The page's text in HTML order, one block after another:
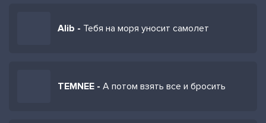
Alib - Тебя на моря уносит самолет
TEMNEE - А потом взять все и бросить